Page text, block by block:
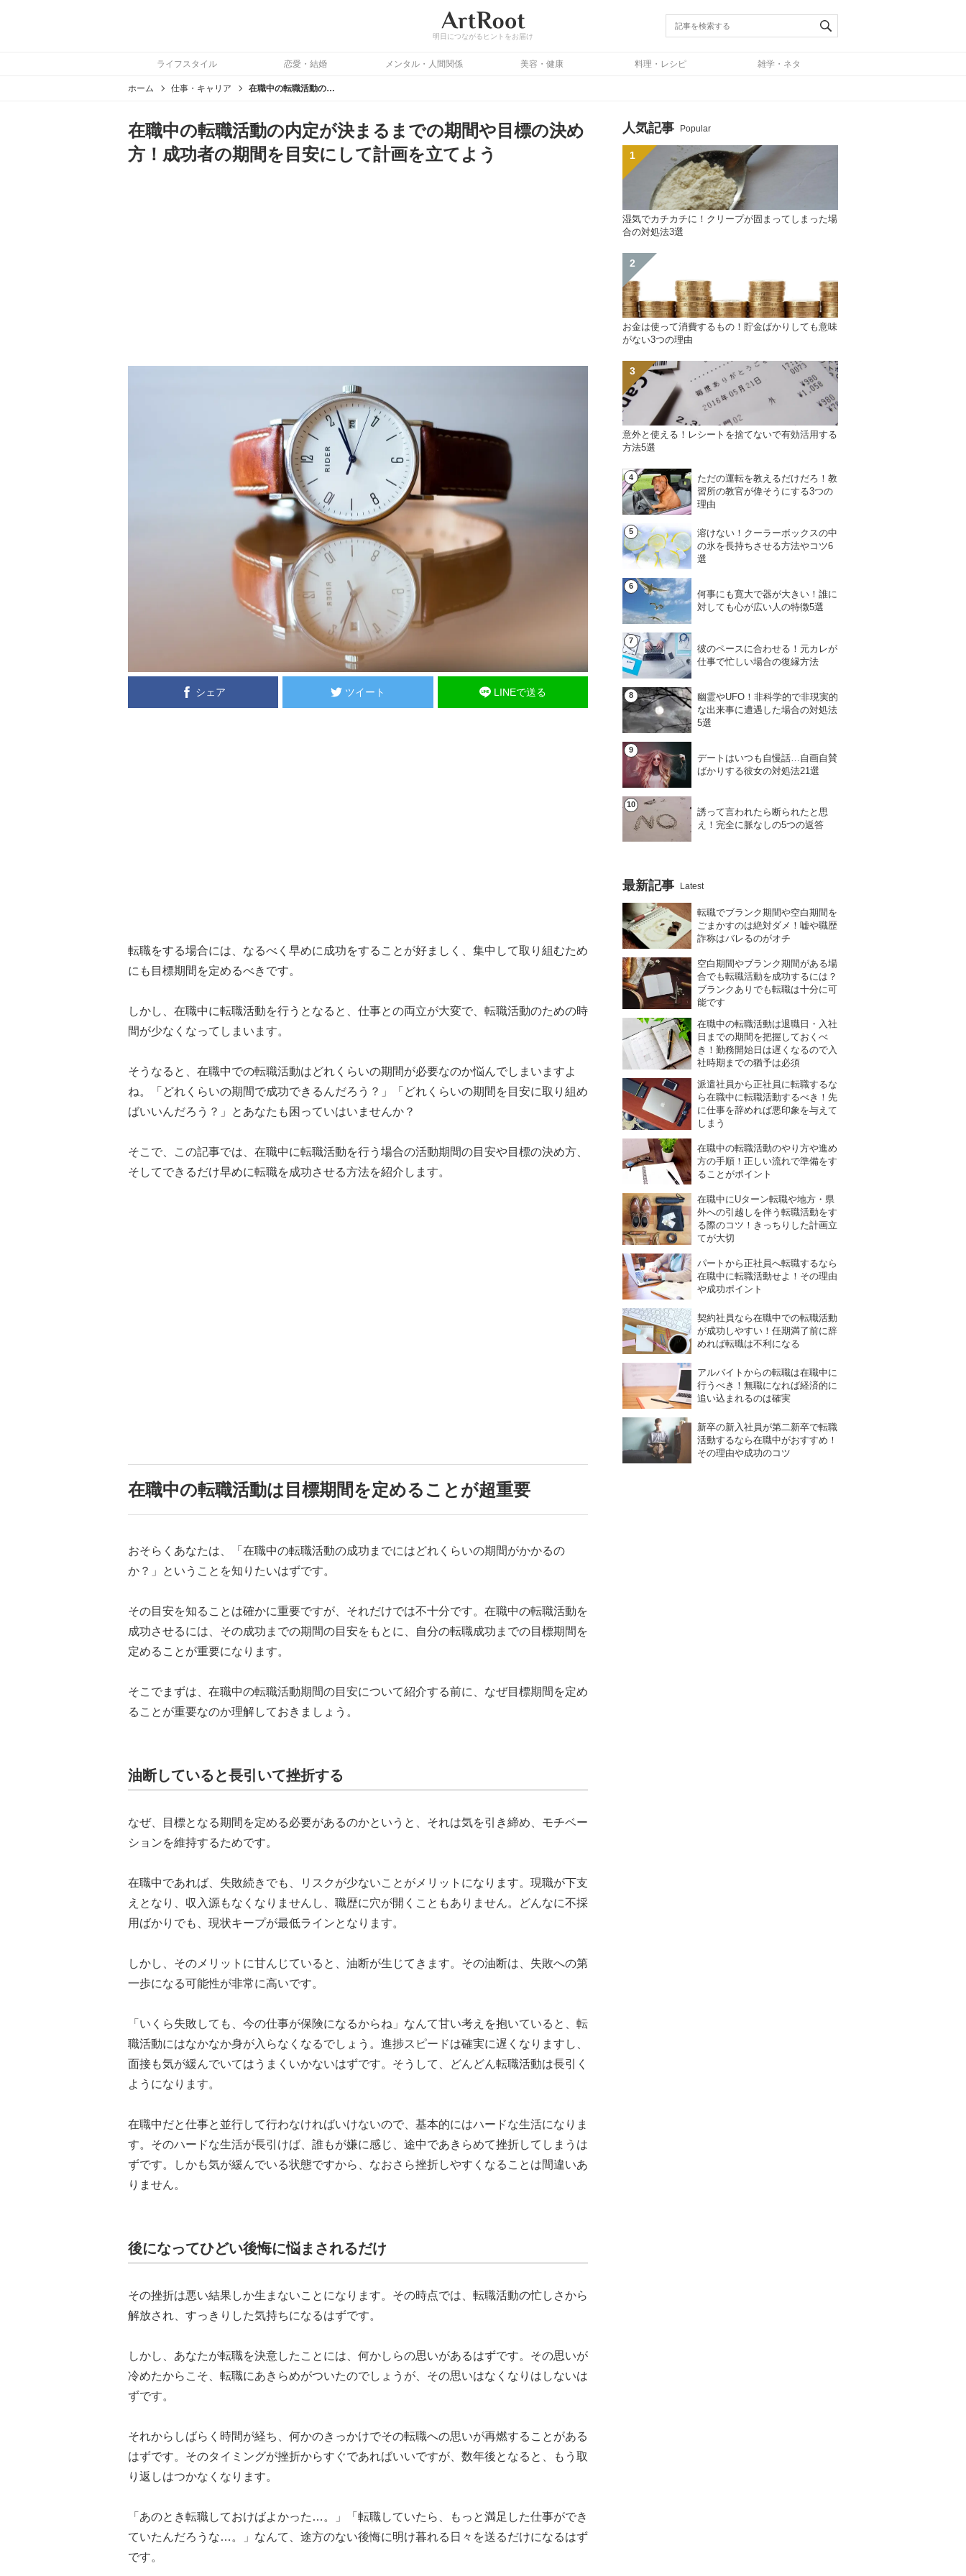
明日につながるヒントをお届け
ライフスタイル 恋愛・結婚 メンタル・人間関係 美容・健康 料理・レシピ 雑学・ネタ
ホーム 仕事・キャリア 在職中の転職活動の内定が決まるまでの期間や目標の決め方！成功者の期間を目安にして計画を立てよう
在職中の転職活動の内定が決まるまでの期間や目標の決め
方！成功者の期間を目安にして計画を立てよう
シェア ツイート LINEで送る
転職をする場合には、なるべく早めに成功をすることが好ましく、集中して取り組むため
にも目標期間を定めるべきです。
しかし、在職中に転職活動を行うとなると、仕事との両立が大変で、転職活動のための時
間が少なくなってしまいます。
そうなると、在職中での転職活動はどれくらいの期間が必要なのか悩んでしまいますよ
ね。「どれくらいの期間で成功できるんだろう？」「どれくらいの期間を目安に取り組め
ばいいんだろう？」とあなたも困っていはいませんか？
そこで、この記事では、在職中に転職活動を行う場合の活動期間の目安や目標の決め方、
そしてできるだけ早めに転職を成功させる方法を紹介します。
在職中の転職活動は目標期間を定めることが超重要
おそらくあなたは、「在職中の転職活動の成功までにはどれくらいの期間がかかるの
か？」ということを知りたいはずです。
その目安を知ることは確かに重要ですが、それだけでは不十分です。在職中の転職活動を
成功させるには、その成功までの期間の目安をもとに、自分の転職成功までの目標期間を
定めることが重要になります。
そこでまずは、在職中の転職活動期間の目安について紹介する前に、なぜ目標期間を定め
ることが重要なのか理解しておきましょう。
油断していると長引いて挫折する
なぜ、目標となる期間を定める必要があるのかというと、それは気を引き締め、モチベー
ションを維持するためです。
在職中であれば、失敗続きでも、リスクが少ないことがメリットになります。現職が下支
えとなり、収入源もなくなりませんし、職歴に穴が開くこともありません。どんなに不採
用ばかりでも、現状キープが最低ラインとなります。
しかし、そのメリットに甘んじていると、油断が生じてきます。その油断は、失敗への第
一歩になる可能性が非常に高いです。
「いくら失敗しても、今の仕事が保険になるからね」なんて甘い考えを抱いていると、転
職活動にはなかなか身が入らなくなるでしょう。進捗スピードは確実に遅くなりますし、
面接も気が緩んでいてはうまくいかないはずです。そうして、どんどん転職活動は長引く
ようになります。
在職中だと仕事と並行して行わなければいけないので、基本的にはハードな生活になりま
す。そのハードな生活が長引けば、誰もが嫌に感じ、途中であきらめて挫折してしまうは
ずです。しかも気が緩んでいる状態ですから、なおさら挫折しやすくなることは間違いあ
りません。
後になってひどい後悔に悩まされるだけ
その挫折は悪い結果しか生まないことになります。その時点では、転職活動の忙しさから
解放され、すっきりした気持ちになるはずです。
しかし、あなたが転職を決意したことには、何かしらの思いがあるはずです。その思いが
冷めたからこそ、転職にあきらめがついたのでしょうが、その思いはなくなりはしないは
ずです。
それからしばらく時間が経ち、何かのきっかけでその転職への思いが再燃することがある
はずです。そのタイミングが挫折からすぐであればいいですが、数年後となると、もう取
り返しはつかなくなります。
「あのとき転職しておけばよかった…。」「転職していたら、もっと満足した仕事ができ
ていたんだろうな…。」なんて、途方のない後悔に明け暮れる日々を送るだけになるはず
です。
人気記事 Popular
湿気でカチカチに！クリープが固まってしまった場
合の対処法3選
お金は使って消費するもの！貯金ばかりしても意味
がない3つの理由
意外と使える！レシートを捨てないで有効活用する
方法5選
ただの運転を教えるだけだろ！教
習所の教官が偉そうにする3つの
理由
溶けない！クーラーボックスの中
の氷を長持ちさせる方法やコツ6
選
何事にも寛大で器が大きい！誰に
対しても心が広い人の特徴5選
彼のペースに合わせる！元カレが
仕事で忙しい場合の復縁方法
幽霊やUFO！非科学的で非現実的
な出来事に遭遇した場合の対処法
5選
デートはいつも自慢話…自画自賛
ばかりする彼女の対処法21選
誘って言われたら断られたと思
え！完全に脈なしの5つの返答
最新記事 Latest
転職でブランク期間や空白期間を
ごまかすのは絶対ダメ！嘘や職歴
詐称はバレるのがオチ
空白期間やブランク期間がある場
合でも転職活動を成功するには？
ブランクありでも転職は十分に可
能です
在職中の転職活動は退職日・入社
日までの期間を把握しておくべ
き！勤務開始日は遅くなるので入
社時期までの猶予は必須
派遣社員から正社員に転職するな
ら在職中に転職活動するべき！先
に仕事を辞めれば悪印象を与えて
しまう
在職中の転職活動のやり方や進め
方の手順！正しい流れで準備をす
ることがポイント
在職中にUターン転職や地方・県
外への引越しを伴う転職活動をす
る際のコツ！きっちりした計画立
てが大切
パートから正社員へ転職するなら
在職中に転職活動せよ！その理由
や成功ポイント
契約社員なら在職中での転職活動
が成功しやすい！任期満了前に辞
めれば転職は不利になる
アルバイトからの転職は在職中に
行うべき！無職になれば経済的に
追い込まれるのは確実
新卒の新入社員が第二新卒で転職
活動するなら在職中がおすすめ！
その理由や成功のコツ